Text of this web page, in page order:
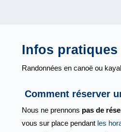
Infos pratiques
Randonnées en canoë ou
Comment réserver
Nous ne prennons pas de
vous sur place pendant les